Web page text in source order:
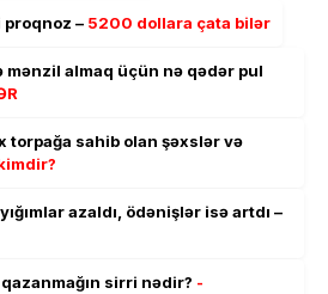
proqnoz – 5200 dollara çata bilər
mənzil almaq üçün nə qədər pul
torpağa sahib olan şəxslər və
azaldı, ödənişlər isə artdı –
sirri nədir? -